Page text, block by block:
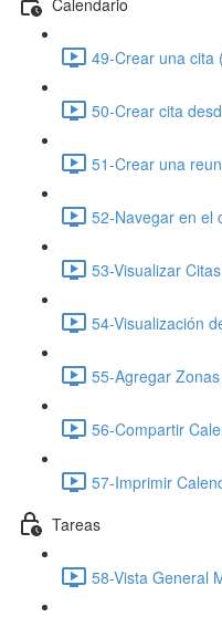
49-Crear una cita
50-Crear cita
51-Crear una
52-Navegar en el
53-Visualizar
54-Visualización
55-Agregar
56-Compartir
57-Imprimir
Tareas
58-Vista General